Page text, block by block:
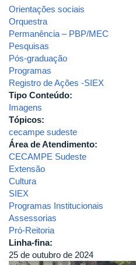
Orientações sociais
Orquestra
Permanência – PBP/MEC
Pesquisas
Pós-graduação
Programas
Registro de Ações -SIEX
Tipo Conteúdo:
Imagens
Tópicos:
cecampe sudeste
Área de Atendimento:
CECAMPE Sudeste
Extensão
Cultura
SIEX
Programas Institucionais
Assessorias
Pró-Reitoria
Linha-fina:
25 de outubro de 2024